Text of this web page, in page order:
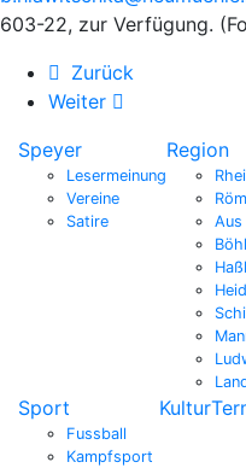
603-22, zur Verfügung.
Zurück
Weiter
Speyer
Lesermeinung
Vereine
Satire
Region
Aus
Sport
Fussball
Kampfsport
Kultur